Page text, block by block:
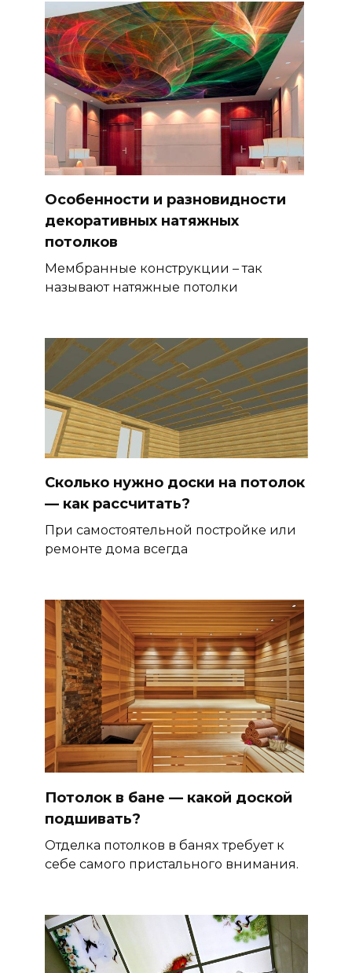
Особенности и разновидности
декоративных натяжных
потолков
Мембранные конструкции – так
называют натяжные потолки
Сколько нужно доски на потолок
— как рассчитать?
При самостоятельной постройке или
ремонте дома всегда
Потолок в бане — какой доской
подшивать?
Отделка потолков в банях требует к
себе самого пристального внимания.